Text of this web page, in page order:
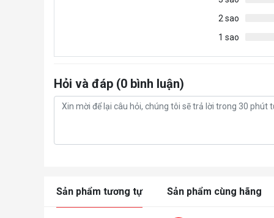
2 sao
1 sao
Hỏi và đáp (0 bình luận)
Sản phẩm tương tự Sản phẩm cùng hãng